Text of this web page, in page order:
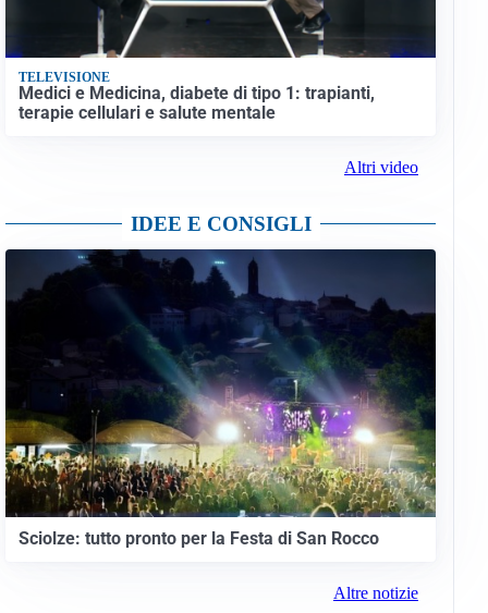
TELEVISIONE
Medici e Medicina, diabete di tipo 1: trapianti,
terapie cellulari e salute mentale
Altri video
IDEE E CONSIGLI
Sciolze: tutto pronto per la Festa di San Rocco
Altre notizie